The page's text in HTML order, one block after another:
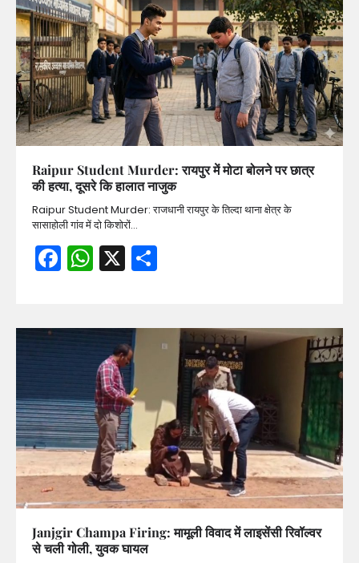
Raipur Student Murder: रायपुर में मोटा बोलने पर छात्र
की हत्या, दूसरे कि हालात नाजुक
Raipur Student Murder: राजधानी रायपुर के तिल्दा थाना क्षेत्र के
सासाहोली गांव में दो किशोरों…
Facebook
WhatsApp
X
Janjgir Champa Firing: मामूली विवाद में लाइसेंसी रिवॉल्वर
से चली गोली, युवक घायल